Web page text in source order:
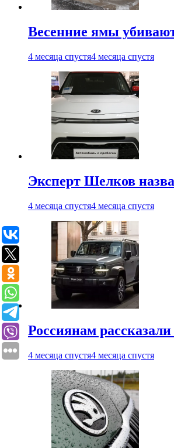
Весенние ямы
4 месяца спустя4 месяца спустя
Эксперт Шелков
4 месяца спустя4 месяца спустя
Россиянам
4 месяца спустя4 месяца спустя